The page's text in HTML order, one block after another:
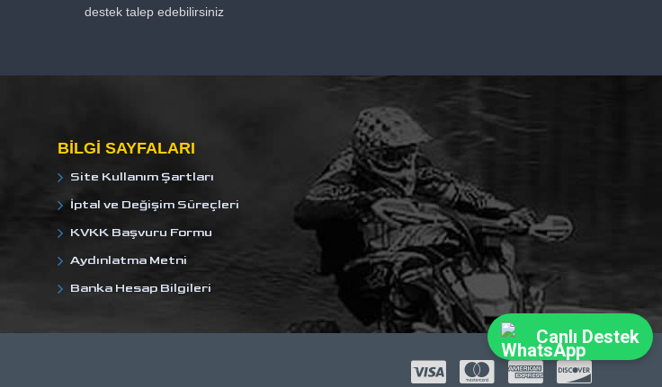
destek talep edebilirsiniz
BILGI SAYFALARI
Site Kullanım Şartları
İptal ve Değişim Süreçleri
KVKK Başvuru Formu
Aydınlatma Metni
Banka Hesap Bilgileri
Canlı Destek